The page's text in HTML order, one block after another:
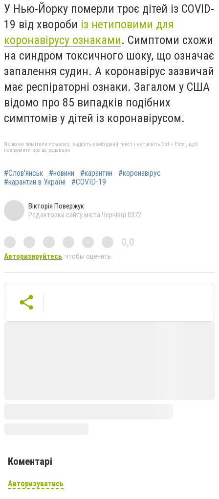
У Нью-Йорку померли троє дітей із COVID-
19 від хвороби із нетиповими для
коронавірусу ознаками. Симптоми схожи
на синдром токсичного шоку, що означає
запалення судин. А коронавірус зазвичай
має респіраторні ознаки. Загалом у США
відомо про 85 випадків подібних
симптомів у дітей із коронавірусом.
Якщо ви помітили помилку, виділіть необхідний текст і натисніть Ctrl + Enter, щоб
повідомити про це редакцію
#Слов'янськ #новини #карантин
#коронавірус
#карантин в Україні
#COVID-19
Вікторія Повержук
Редакторка сайту міста Чернівці 0372
0,0
Авторизируйтесь, чтобы оценить
Коментарі
Авторизуватись